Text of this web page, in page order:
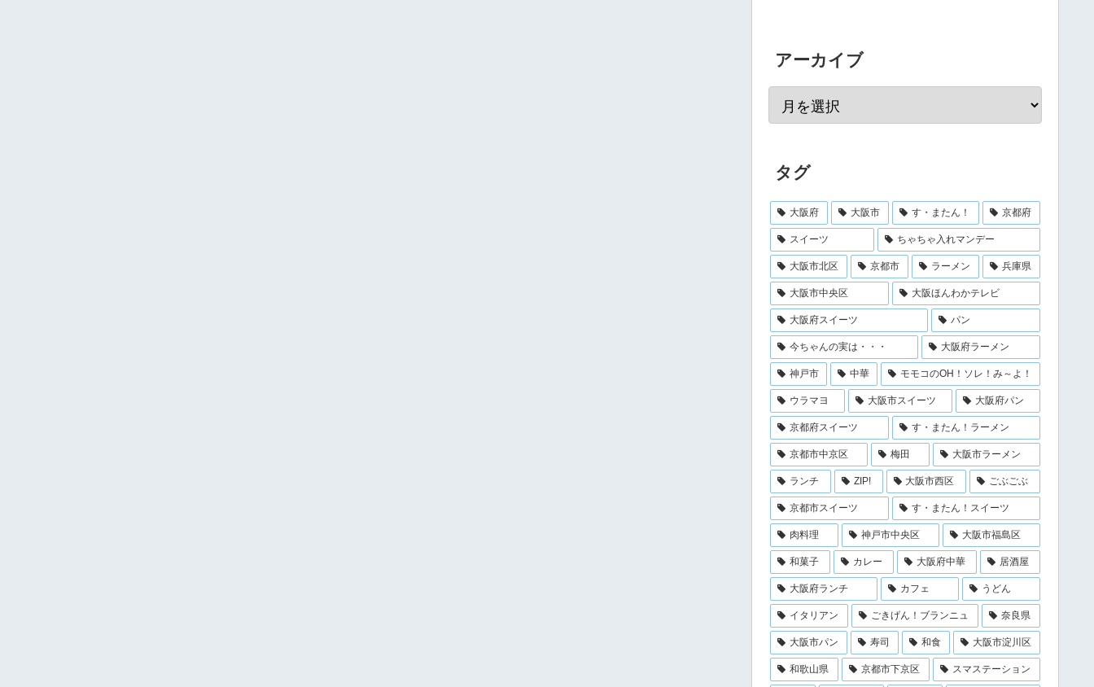
アーカイブ
タグ
大阪府 大阪市 す・またん！ 京都府
スイーツ ちゃちゃ入れマンデー
大阪市北区 京都市 ラーメン 兵庫県
大阪市中央区 大阪ほんわかテレビ
大阪府スイーツ パン
今ちゃんの実は・・・ 大阪府ラーメン
神戸市 中華 モモコのOH！ソレ！み～よ！
ウラマヨ 大阪市スイーツ 大阪府パン
京都府スイーツ す・またん！ラーメン
京都市中京区 梅田 大阪市ラーメン
ランチ ZIP! 大阪市西区 ごぶごぶ
京都市スイーツ す・またん！スイーツ
肉料理 神戸市中央区 大阪市福島区
和菓子 カレー 大阪府中華 居酒屋
大阪府ランチ カフェ うどん
イタリアン ごきげん！ブランニュ 奈良県
大阪市パン 寿司 和食 大阪市淀川区
和歌山県 京都市下京区 スマステーション